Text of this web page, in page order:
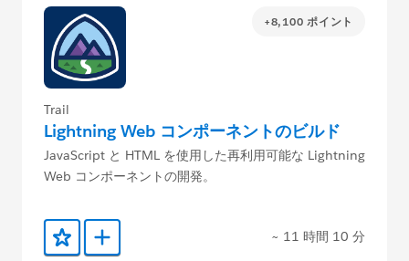
+8,100 ポイント
Trail
Lightning Web コンポーネントのビルド
JavaScript と HTML を使用した再利用可能な Lightning
Web コンポーネントの開発。
お気に入りに保存する
Trailmix に追加 ~ 11 時間 10 分